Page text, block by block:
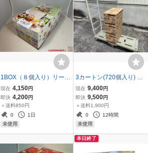
1BOX（８個入り）リーメ
ント『スヌーピー キミ
と、ピーナッツ カフェめ
ぐり！』新品未開封
現在 4,150円
即決 4,200円
＋送料850円
0
1日
未使用
3カートン(720個入り) バ
ンダイ『【推しの子】ウ
エハース2』新品未開封
現在 9,400円
即決 9,500円
＋送料1,900円
0
12時間
未使用
本日終了